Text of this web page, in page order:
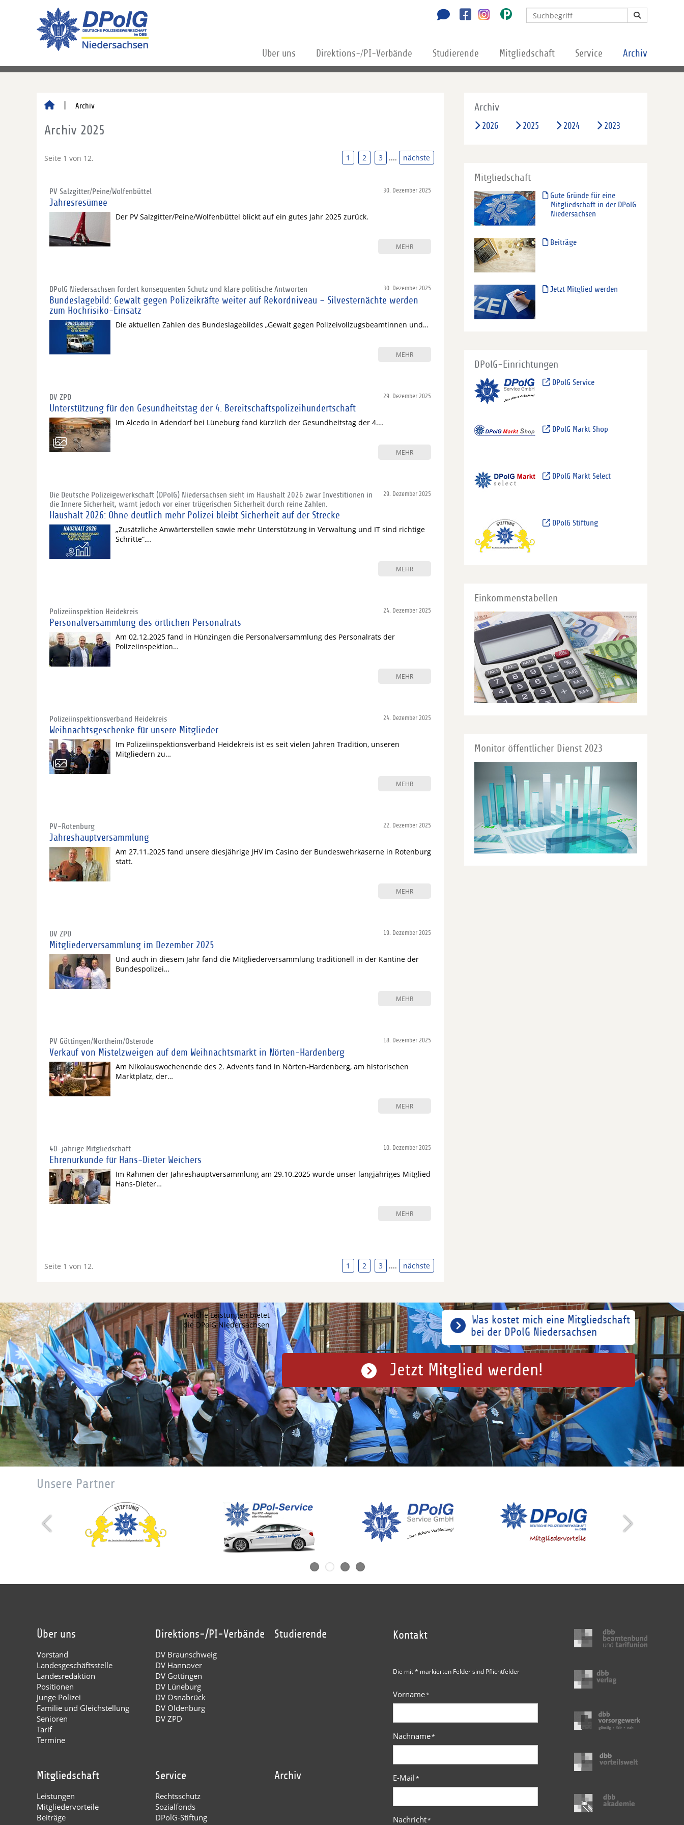
Über uns Direktions-/PI-Verbände Studierende Mitgliedschaft Service Archiv
Archiv
Archiv 2025
Seite 1 von 12. 1 2 3 .... nächste
30. Dezember 2025
PV Salzgitter/Peine/Wolfenbüttel
Jahresresümee
Der PV Salzgitter/Peine/Wolfenbüttel blickt auf ein gutes Jahr 2025 zurück.
MEHR
30. Dezember 2025
DPolG Niedersachsen fordert konsequenten Schutz und klare politische Antworten
Bundeslagebild: Gewalt gegen Polizeikräfte weiter auf Rekordniveau – Silvesternächte werden
zum Hochrisiko-Einsatz
Die aktuellen Zahlen des Bundeslagebildes „Gewalt gegen Polizeivollzugsbeamtinnen und…
MEHR
29. Dezember 2025
DV ZPD
Unterstützung für den Gesundheitstag der 4. Bereitschaftspolizeihundertschaft
Im Alcedo in Adendorf bei Lüneburg fand kürzlich der Gesundheitstag der 4.…
MEHR
29. Dezember 2025
Die Deutsche Polizeigewerkschaft (DPolG) Niedersachsen sieht im Haushalt 2026 zwar Investitionen in
die Innere Sicherheit, warnt jedoch vor einer trügerischen Sicherheit durch reine Zahlen.
Haushalt 2026: Ohne deutlich mehr Polizei bleibt Sicherheit auf der Strecke
„Zusätzliche Anwärterstellen sowie mehr Unterstützung in Verwaltung und IT sind richtige
Schritte“,…
MEHR
24. Dezember 2025
Polizeiinspektion Heidekreis
Personalversammlung des örtlichen Personalrats
Am 02.12.2025 fand in Hünzingen die Personalversammlung des Personalrats der
Polizeiinspektion…
MEHR
24. Dezember 2025
Polizeiinspektionsverband Heidekreis
Weihnachtsgeschenke für unsere Mitglieder
Im Polizeiinspektionsverband Heidekreis ist es seit vielen Jahren Tradition, unseren
Mitgliedern zu…
MEHR
22. Dezember 2025
PV-Rotenburg
Jahreshauptversammlung
Am 27.11.2025 fand unsere diesjährige JHV im Casino der Bundeswehrkaserne in Rotenburg
statt.
MEHR
19. Dezember 2025
DV ZPD
Mitgliederversammlung im Dezember 2025
Und auch in diesem Jahr fand die Mitgliederversammlung traditionell in der Kantine der
Bundespolizei…
MEHR
18. Dezember 2025
PV Göttingen/Northeim/Osterode
Verkauf von Mistelzweigen auf dem Weihnachtsmarkt in Nörten-Hardenberg
Am Nikolauswochenende des 2. Advents fand in Nörten-Hardenberg, am historischen
Marktplatz, der…
MEHR
10. Dezember 2025
40-jährige Mitgliedschaft
Ehrenurkunde für Hans-Dieter Weichers
Im Rahmen der Jahreshauptversammlung am 29.10.2025 wurde unser langjähriges Mitglied
Hans-Dieter…
MEHR
Seite 1 von 12. 1 2 3 .... nächste
Archiv
2026 2025 2024 2023
Mitgliedschaft
Gute Gründe für eine
Mitgliedschaft in der DPolG
Niedersachsen
Beiträge
Jetzt Mitglied werden
DPolG-Einrichtungen
DPolG Service
DPolG Markt Shop
DPolG Markt Select
DPolG Stiftung
Einkommenstabellen
Monitor öffentlicher Dienst 2023
Was kostet mich eine Mitgliedschaft
bei der DPolG Niedersachsen
Welche Leistungen bietet
die DPolG Niedersachsen
Jetzt Mitglied werden!
Unsere Partner
Über uns
Vorstand
Landesgeschäftsstelle
Landesredaktion
Positionen
Junge Polizei
Familie und Gleichstellung
Senioren
Tarif
Termine
Direktions-/PI-Verbände
DV Braunschweig
DV Hannover
DV Göttingen
DV Lüneburg
DV Osnabrück
DV Oldenburg
DV ZPD
Studierende
Mitgliedschaft
Leistungen
Mitgliedervorteile
Beiträge
Service
Rechtsschutz
Sozialfonds
DPolG-Stiftung
Archiv
Kontakt
Die mit * markierten Felder sind Pflichtfelder
Vorname*
Nachname*
E-Mail*
Nachricht*